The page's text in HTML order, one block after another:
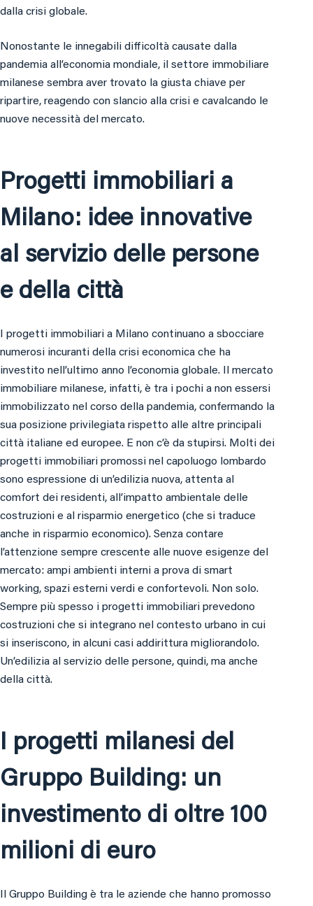
dalla crisi globale.
Nonostante le innegabili difficoltà causate dalla
pandemia all’economia mondiale, il settore immobiliare
milanese sembra aver trovato la giusta chiave per
ripartire, reagendo con slancio alla crisi e cavalcando le
nuove necessità del mercato.
Progetti immobiliari a
Milano: idee innovative
al servizio delle persone
e della città
I progetti immobiliari a Milano continuano a sbocciare
numerosi incuranti della crisi economica che ha
investito nell’ultimo anno l’economia globale. Il mercato
immobiliare milanese, infatti, è tra i pochi a non essersi
immobilizzato nel corso della pandemia, confermando la
sua posizione privilegiata rispetto alle altre principali
città italiane ed europee. E non c’è da stupirsi. Molti dei
progetti immobiliari promossi nel capoluogo lombardo
sono espressione di un’edilizia nuova, attenta al
comfort dei residenti, all’impatto ambientale delle
costruzioni e al risparmio energetico (che si traduce
anche in risparmio economico). Senza contare
l’attenzione sempre crescente alle nuove esigenze del
mercato: ampi ambienti interni a prova di smart
working, spazi esterni verdi e confortevoli. Non solo.
Sempre più spesso i progetti immobiliari prevedono
costruzioni che si integrano nel contesto urbano in cui
si inseriscono, in alcuni casi addirittura migliorandolo.
Un’edilizia al servizio delle persone, quindi, ma anche
della città.
I progetti milanesi del
Gruppo Building: un
investimento di oltre 100
milioni di euro
Il Gruppo Building è tra le aziende che hanno promosso